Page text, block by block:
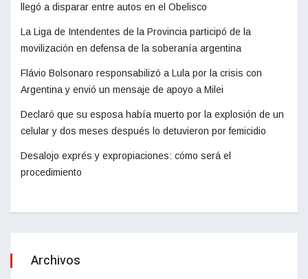
llegó a disparar entre autos en el Obelisco
La Liga de Intendentes de la Provincia participó de la
movilización en defensa de la soberanía argentina
Flávio Bolsonaro responsabilizó a Lula por la crisis con
Argentina y envió un mensaje de apoyo a Milei
Declaró que su esposa había muerto por la explosión de un
celular y dos meses después lo detuvieron por femicidio
Desalojo exprés y expropiaciones: cómo será el
procedimiento
Archivos